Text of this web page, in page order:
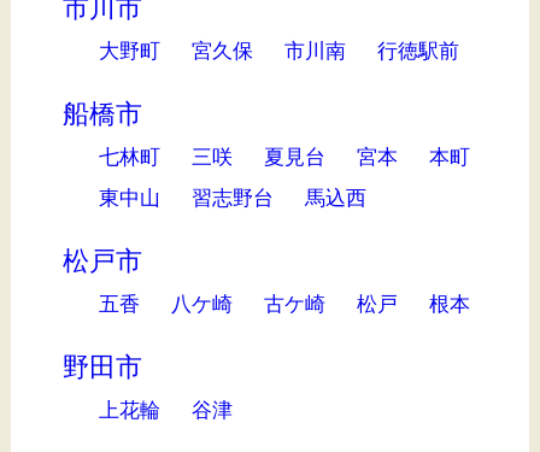
市川市
大野町 宮久保 市川南 行徳駅前
船橋市
七林町 三咲 夏見台 宮本
本町
東中山
習志野台 馬込西
松戸市
五香 八ケ崎 古ケ崎 松戸 根本
野田市
上花輪 谷津